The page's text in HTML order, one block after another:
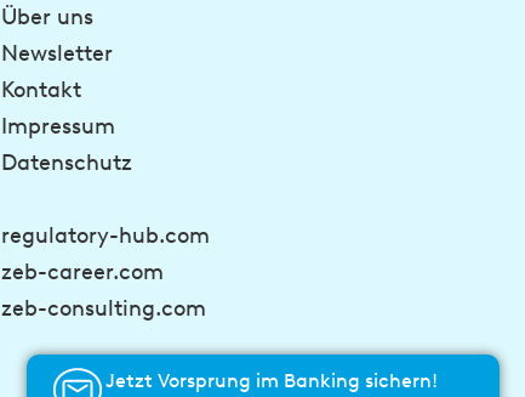
Über uns
Newsletter
Kontakt
Impressum
Datenschutz
regulatory-hub.com
zeb-career.com
zeb-consulting.com
Jetzt Vorsprung im Banking sichern!